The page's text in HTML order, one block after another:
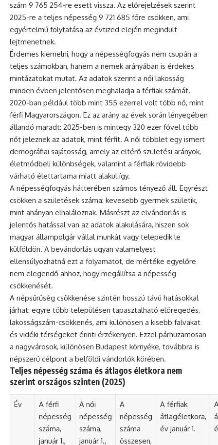
szám 9 765 254-re esett vissza. Az előrejelzések szerint
2025-re a teljes népesség 9 721 685 főre csökken, ami
egyértelmű folytatása az évtized elején megindult
lejtmenetnek.
Érdemes kiemelni, hogy a népességfogyás nem csupán a
teljes számokban, hanem a nemek arányában is érdekes
mintázatokat mutat. Az adatok szerint a női lakosság
minden évben jelentősen meghaladja a férfiak számát.
2020-ban például több mint 355 ezerrel volt több nő, mint
férfi Magyarországon. Ez az arány az évek során lényegében
állandó maradt: 2025-ben is mintegy 320 ezer fővel több
nőt jeleznek az adatok, mint férfit. A női többlet egy ismert
demográfiai sajátosság, amely az eltérő születési arányok,
életmódbeli különbségek, valamint a férfiak rövidebb
várható élettartama miatt alakul így.
A népességfogyás hátterében számos tényező áll. Egyrészt
csökken a születések száma: kevesebb gyermek születik,
mint ahányan elhaláloznak. Másrészt az elvándorlás is
jelentős hatással van az adatok alakulására, hiszen sok
magyar állampolgár vállal munkát vagy telepedik le
külföldön. A bevándorlás ugyan valamelyest
ellensúlyozhatná ezt a folyamatot, de mértéke egyelőre
nem elegendő ahhoz, hogy megállítsa a népesség
csökkenését.
A népsűrűség csökkenése szintén hosszú távú hatásokkal
járhat: egyre több településen tapasztalható elöregedés,
lakosságszám-csökkenés, ami különösen a kisebb falvakat
és vidéki térségeket érinti érzékenyen. Ezzel párhuzamosan
a nagyvárosok, különösen Budapest környéke, továbbra is
népszerű célpont a belföldi vándorlók körében.
Teljes népesség száma és átlagos életkora nem
szerint országos szinten (2025)
Év
A férfi
népesség
száma,
január 1.,
A női
népesség
száma,
január 1.,
A
népesség
száma
összesen,
A férfiak
átlagéletkora,
év január 1.